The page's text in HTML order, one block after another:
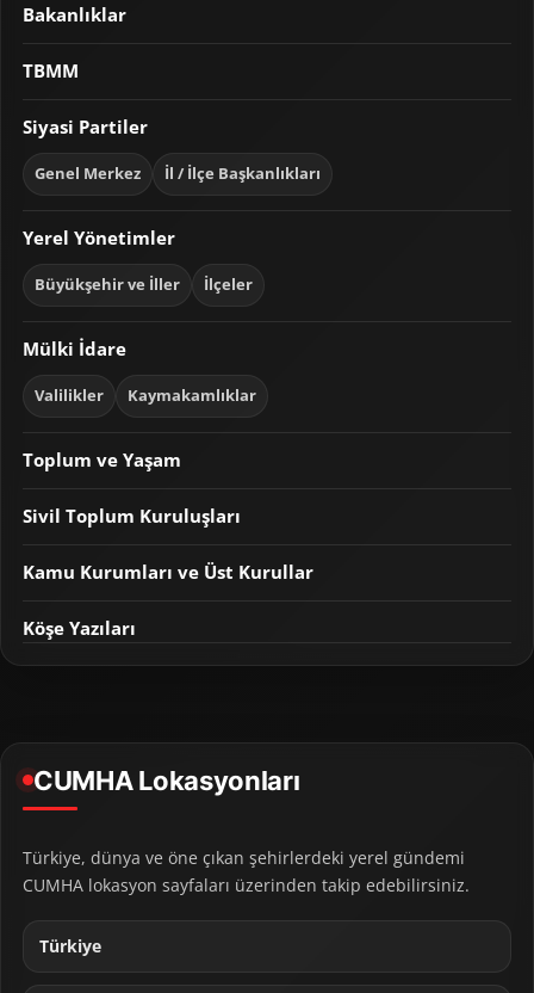
Bakanlıklar
TBMM
Siyasi Partiler
Genel Merkez İl / İlçe Başkanlıkları
Yerel Yönetimler
Büyükşehir ve İller İlçeler
Mülki İdare
Valilikler Kaymakamlıklar
Toplum ve Yaşam
Sivil Toplum Kuruluşları
Kamu Kurumları ve Üst Kurullar
Köşe Yazıları
CUMHA Lokasyonları
Türkiye, dünya ve öne çıkan şehirlerdeki yerel gündemi
CUMHA lokasyon sayfaları üzerinden takip edebilirsiniz.
Türkiye